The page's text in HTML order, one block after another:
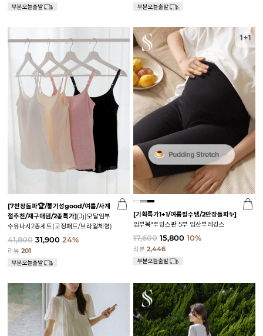
[7천장돌파🏆/통기성good/여름/사계
절추천/재구매템/2종특가][Jj]모달임부
수유나시2종세트(고정패드/브라일체형)
41,800 31,900 24%
리뷰 201
[기획특가1+1/여름필수템/2만장돌파✨]
임부복*푸딩스판 5부 임산부레깅스
17,600 15,800 10%
리뷰 2,446